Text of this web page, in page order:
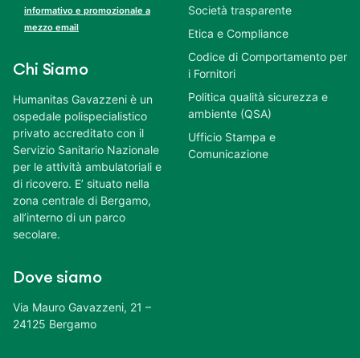
informativo e promozionale a
mezzo email
Chi Siamo
Humanitas Gavazzeni è un
ospedale polispecialistico
privato accreditato con il
Servizio Sanitario Nazionale
per le attività ambulatoriali e
di ricovero. E’ situato nella
zona centrale di Bergamo,
all’interno di un parco
secolare.
Dove siamo
Via Mauro Gavazzeni, 21 –
24125 Bergamo
Società trasparente
Etica e Compliance
Codice di Comportamento per
i Fornitori
Politica qualità sicurezza e
ambiente (QSA)
Ufficio Stampa e
Comunicazione